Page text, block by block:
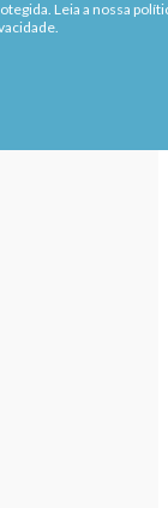
Leia a nossa